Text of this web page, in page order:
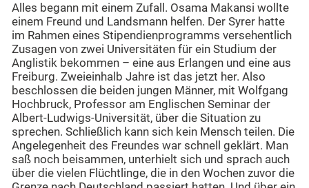
Alles begann mit einem Zufall. Osama Makansi wollte
einem Freund und Landsmann helfen. Der Syrer hatte
im Rahmen eines Stipendienprogramms versehentlich
Zusagen von zwei Universitäten für ein Studium der
Anglistik bekommen – eine aus Erlangen und eine aus
Freiburg. Zweieinhalb Jahre ist das jetzt her. Also
beschlossen die beiden jungen Männer, mit Wolfgang
Hochbruck, Professor am Englischen Seminar der
Albert-Ludwigs-Universität, über die Situation zu
sprechen. Schließlich kann sich kein Mensch teilen. Die
Angelegenheit des Freundes war schnell geklärt. Man
saß noch beisammen, unterhielt sich und sprach auch
über die vielen Flüchtlinge, die in den Wochen zuvor die